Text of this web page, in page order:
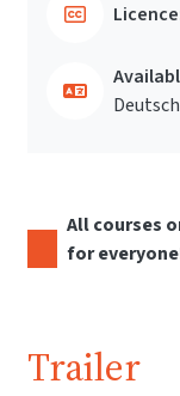
All courses
for
Trailer